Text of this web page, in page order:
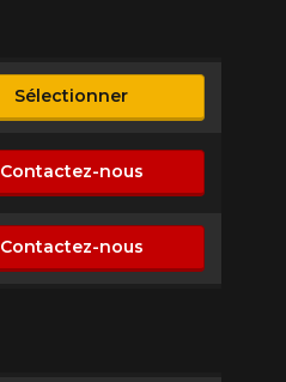
Sélectionner
Contactez-nous
Contactez-nous